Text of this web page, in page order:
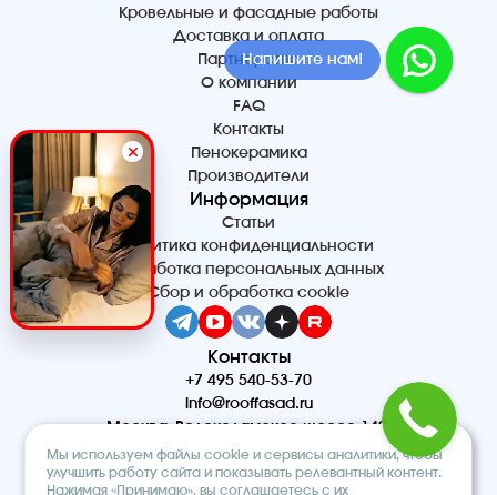
Кровельные и фасадные работы
Доставка и оплата
Партнерство
О компании
FAQ
Контакты
Пенокерамика
Производители
Информация
Статьи
Политика конфиденциальности
Обработка персональных данных
Сбор и обработка cookie
Контакты
+7 495 540-53-70
info@rooffasad.ru
Москва, Волоколамское шоссе 142,
офис 606, 6 этаж
Реквизиты
Мы используем файлы cookie и сервисы аналитики, чтобы
улучшить работу сайта и показывать релевантный контент.
Нажимая «Принимаю», вы соглашаетесь с их
Напишите нам!